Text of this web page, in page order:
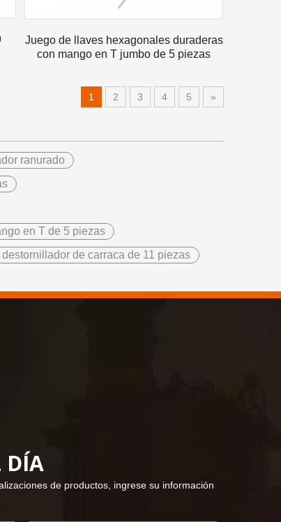
Juego de llaves hexagonales duraderas
con mango en T jumbo de 5 piezas
1 2 3 4 5 »
ranurado
en T de 5 piezas
de carraca de 11 piezas
DÍA
de productos, ingrese su información